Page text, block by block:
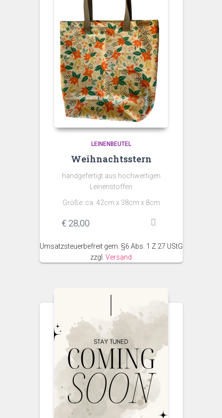
LEINENBEUTEL
Weihnachtsstern
handgefertigt aus hochwertigen
Leinenstoffen
Größe: ca. 42cm x 38cm x 8cm
€ 28,00
Umsatzsteuerbefreit gem. §6 Abs. 1 Z 27 UStG
zzgl. Versand